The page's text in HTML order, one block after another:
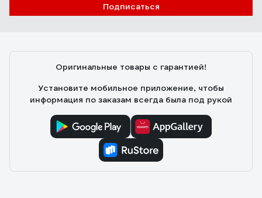
Подписаться
Оригинальные товары с гарантией!
Установите мобильное приложение, чтобы
информация по заказам всегда была под рукой